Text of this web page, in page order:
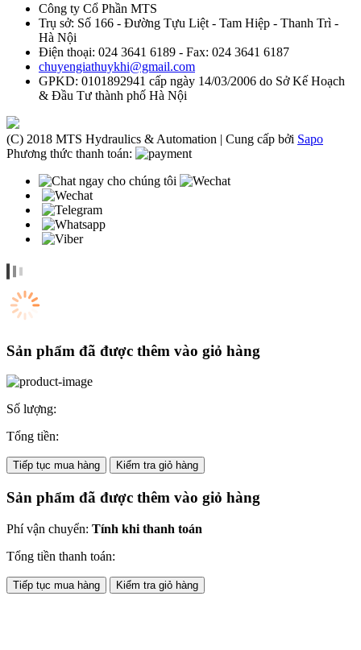
Công ty Cổ Phần MTS
Trụ sở: Số 166 - Đường Tựu Liệt - Tam Hiệp - Thanh Trì -
Hà Nội
Điện thoại: 024 3641 6189 - Fax: 024 3641 6187
chuyengiathuykhi@gmail.com
GPKD: 0101892941 cấp ngày 14/03/2006 do Sở Kế Hoạch
& Đầu Tư thành phố Hà Nội
(C) 2018 MTS Hydraulics & Automation | Cung cấp bởi Sapo
Phương thức thanh toán:
Sản phẩm đã được thêm vào giỏ hàng
Số lượng:
Tổng tiền:
Tiếp tục mua hàng Kiểm tra giỏ hàng
Sản phẩm đã được thêm vào giỏ hàng
Phí vận chuyển: Tính khi thanh toán
Tổng tiền thanh toán:
Tiếp tục mua hàng Kiểm tra giỏ hàng